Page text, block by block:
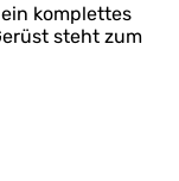
komplettes
steht zum